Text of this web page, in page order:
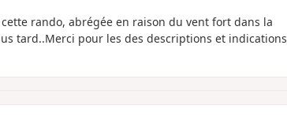
rando, abrégée en raison du vent fort dans la
tard..Merci pour les des descriptions et indications